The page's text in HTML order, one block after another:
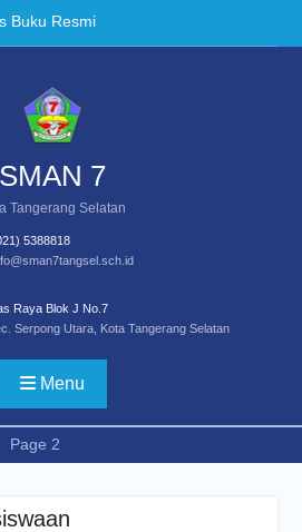
Buku Resmi
melalui
Indonesia (SIBI)
BACK TO
SMAN 7
Tangerang Selatan
5388818
Raya Blok J No.7
Serpong Utara, Kota Tangerang Selatan
Menu
Page 2